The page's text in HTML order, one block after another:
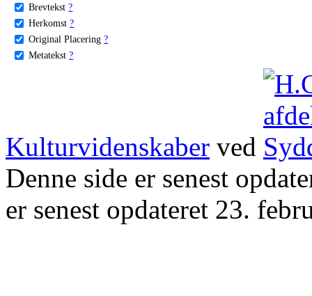
Brevtekst ?
Herkomst ?
Original Placering ?
Metatekst ?
Kulturvidenskaber ved
Denne side er senest
er senest opdateret 23.